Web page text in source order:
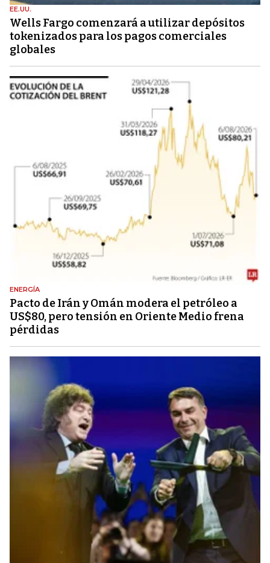
EE.UU.
Wells Fargo comenzará a utilizar depósitos
tokenizados para los pagos comerciales
globales
ENERGÍA
Pacto de Irán y Omán modera el petróleo a
US$80, pero tensión en Oriente Medio frena
pérdidas